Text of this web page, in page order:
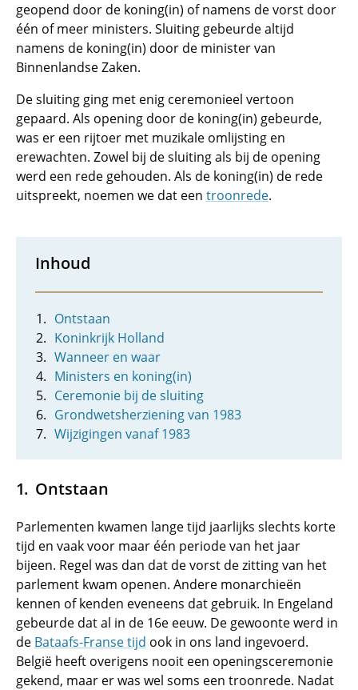
geopend door de koning(in) of namens de vorst door
één of meer ministers. Sluiting gebeurde altijd
namens de koning(in) door de minister van
Binnenlandse Zaken.
De sluiting ging met enig ceremonieel vertoon
gepaard. Als opening door de koning(in) gebeurde,
was er een rijtoer met muzikale omlijsting en
erewachten. Zowel bij de sluiting als bij de opening
werd een rede gehouden. Als de koning(in) de rede
uitspreekt, noemen we dat een troonrede.
Inhoud
Ontstaan
Koninkrijk Holland
Wanneer en waar
Ministers en koning(in)
Ceremonie bij de sluiting
Grondwetsherziening van 1983
Wijzigingen vanaf 1983
Ontstaan
Parlementen kwamen lange tijd jaarlijks slechts korte
tijd en vaak voor maar één periode van het jaar
bijeen. Regel was dan dat de vorst de zitting van het
parlement kwam openen. Andere monarchieën
kennen of kenden eveneens dat gebruik. In Engeland
gebeurde dat al in de 16e eeuw. De gewoonte werd in
de Bataafs-Franse tijd ook in ons land ingevoerd.
België heeft overigens nooit een openingsceremonie
gekend, maar er was wel soms een troonrede. Nadat